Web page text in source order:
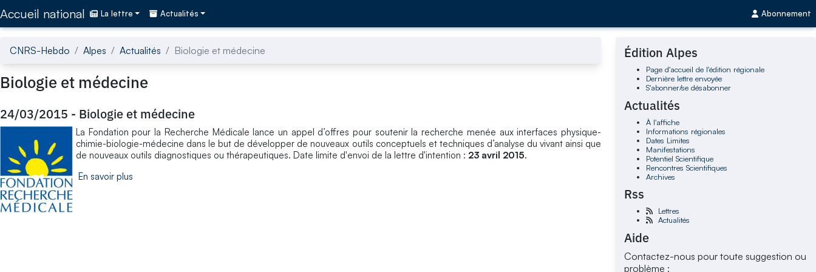
Accueil national La lettre Actualités Abonnement
CNRS-Hebdo Alpes Actualités Biologie et médecine
Biologie et médecine
24/03/2015 - Biologie et médecine
La Fondation pour la Recherche Médicale lance un appel d’offres pour soutenir la recherche menée aux interfaces physique-
chimie-biologie-médecine dans le but de développer de nouveaux outils conceptuels et techniques d’analyse du vivant ainsi que
de nouveaux outils diagnostiques ou thérapeutiques. Date limite d'envoi de la lettre d'intention : 23 avril 2015.
En savoir plus
Édition Alpes
Page d'accueil de l'édition régionale
Dernière lettre envoyée
S'abonner/se désabonner
Actualités
À l'affiche
Informations régionales
Dates Limites
Manifestations
Potentiel Scientifique
Rencontres Scientifiques
Archives
Rss
Lettres
Actualités
Aide
Contactez-nous pour toute suggestion ou
problème :